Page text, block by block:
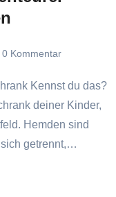
0 Kommentar
deiner Kinder,
Hemden sind
getrennt,…